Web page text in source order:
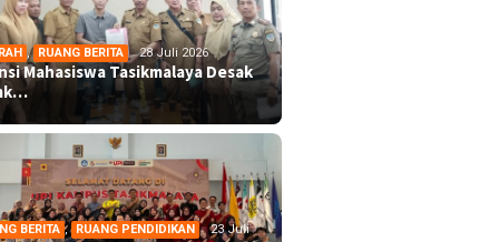
, RUANG BERITA 28 Juli 2026
Mahasiswa Tasikmalaya Desak
BERITA , RUANG PENDIDIKAN
23 Juli